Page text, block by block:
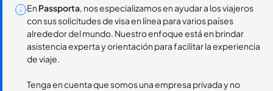
En Passporta, nos especializamos en ayudar a los viajeros
con sus solicitudes de visa en línea para varios países
alrededor del mundo. Nuestro enfoque está en brindar
asistencia experta y orientación para facilitar la experiencia
de viaje.
Tenga en cuenta que somos una empresa privada y no